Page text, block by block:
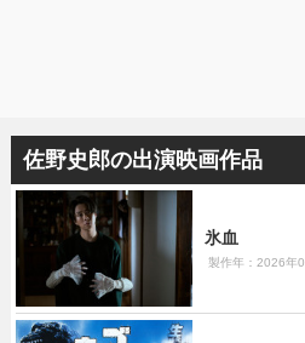
佐野史郎の出演映画作品
氷血
製作年：2026年